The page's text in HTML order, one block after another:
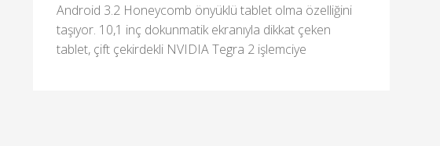
Android 3.2 Honeycomb önyüklü tablet olma özelliğini
taşıyor. 10,1 inç dokunmatik ekranıyla dikkat çeken
tablet, çift çekirdekli NVIDIA Tegra 2 işlemciye